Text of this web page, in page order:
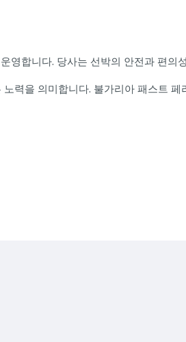
합니다. 당사는 선박의 안전과 편의
력을 의미합니다. 불가리아 패스트